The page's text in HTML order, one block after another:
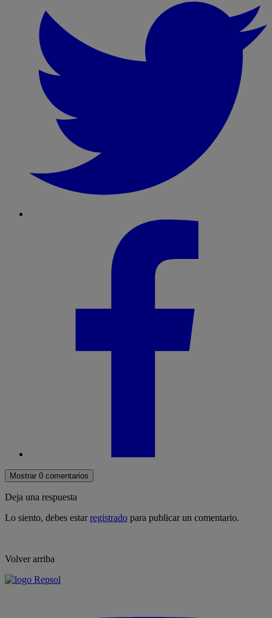
Mostrar 0 comentarios
Deja una respuesta
Lo siento, debes estarregistrado para publicar un comentario.
Volver arriba